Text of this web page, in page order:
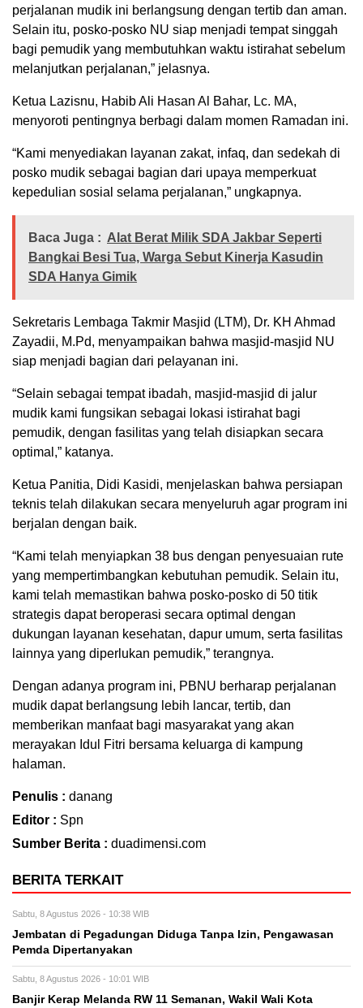
perjalanan mudik ini berlangsung dengan tertib dan aman.
Selain itu, posko-posko NU siap menjadi tempat singgah
bagi pemudik yang membutuhkan waktu istirahat sebelum
melanjutkan perjalanan,” jelasnya.
Ketua Lazisnu, Habib Ali Hasan Al Bahar, Lc. MA,
menyoroti pentingnya berbagi dalam momen Ramadan ini.
“Kami menyediakan layanan zakat, infaq, dan sedekah di
posko mudik sebagai bagian dari upaya memperkuat
kepedulian sosial selama perjalanan,” ungkapnya.
Baca Juga : Alat Berat Milik SDA Jakbar Seperti
Bangkai Besi Tua, Warga Sebut Kinerja Kasudin
SDA Hanya Gimik
Sekretaris Lembaga Takmir Masjid (LTM), Dr. KH Ahmad
Zayadii, M.Pd, menyampaikan bahwa masjid-masjid NU
siap menjadi bagian dari pelayanan ini.
“Selain sebagai tempat ibadah, masjid-masjid di jalur
mudik kami fungsikan sebagai lokasi istirahat bagi
pemudik, dengan fasilitas yang telah disiapkan secara
optimal,” katanya.
Ketua Panitia, Didi Kasidi, menjelaskan bahwa persiapan
teknis telah dilakukan secara menyeluruh agar program ini
berjalan dengan baik.
“Kami telah menyiapkan 38 bus dengan penyesuaian rute
yang mempertimbangkan kebutuhan pemudik. Selain itu,
kami telah memastikan bahwa posko-posko di 50 titik
strategis dapat beroperasi secara optimal dengan
dukungan layanan kesehatan, dapur umum, serta fasilitas
lainnya yang diperlukan pemudik,” terangnya.
Dengan adanya program ini, PBNU berharap perjalanan
mudik dapat berlangsung lebih lancar, tertib, dan
memberikan manfaat bagi masyarakat yang akan
merayakan Idul Fitri bersama keluarga di kampung
halaman.
Penulis : danang
Editor : Spn
Sumber Berita : duadimensi.com
BERITA TERKAIT
Sabtu, 8 Agustus 2026 - 10:38 WIB
Jembatan di Pegadungan Diduga Tanpa Izin, Pengawasan
Pemda Dipertanyakan
Sabtu, 8 Agustus 2026 - 10:01 WIB
Banjir Kerap Melanda RW 11 Semanan, Wakil Wali Kota